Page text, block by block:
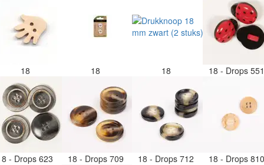
18 18 18 18 - Drops
- Drops 623 18 - Drops 709 18 - Drops 712 18 - Drops